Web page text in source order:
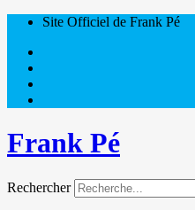
Site Officiel de Frank Pé
Frank Pé
Rechercher